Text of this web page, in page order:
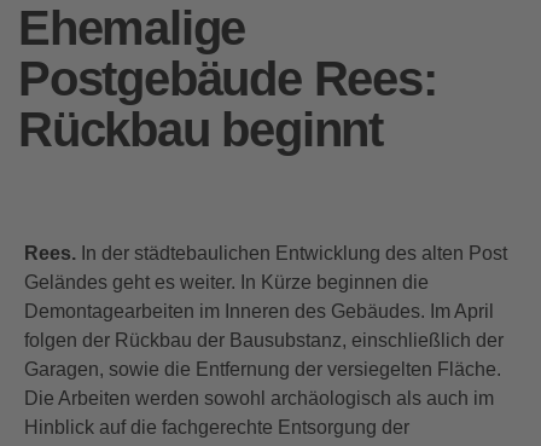
Ehemalige
Postgebäude Rees:
Rückbau beginnt
Rees. In der städtebaulichen Entwicklung des alten Post
Geländes geht es weiter. In Kürze beginnen die
Demontagearbeiten im Inneren des Gebäudes. Im April
folgen der Rückbau der Bausubstanz, einschließlich der
Garagen, sowie die Entfernung der versiegelten Fläche.
Die Arbeiten werden sowohl archäologisch als auch im
Hinblick auf die fachgerechte Entsorgung der